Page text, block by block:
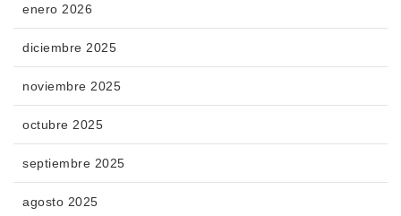
enero 2026
diciembre 2025
noviembre 2025
octubre 2025
septiembre 2025
agosto 2025